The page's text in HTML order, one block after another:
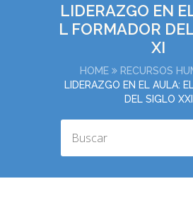
LIDERAZGO EN
L FORMADOR
XI
HOME
RECURSOS
LIDERAZGO EN EL AULA:
DEL SIGLO XXI